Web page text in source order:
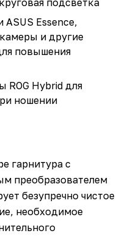
Essence,
и другие
повышения
Hybrid для
ношении
гарнитура с
преобразователем
безупречно чистое
необходимое